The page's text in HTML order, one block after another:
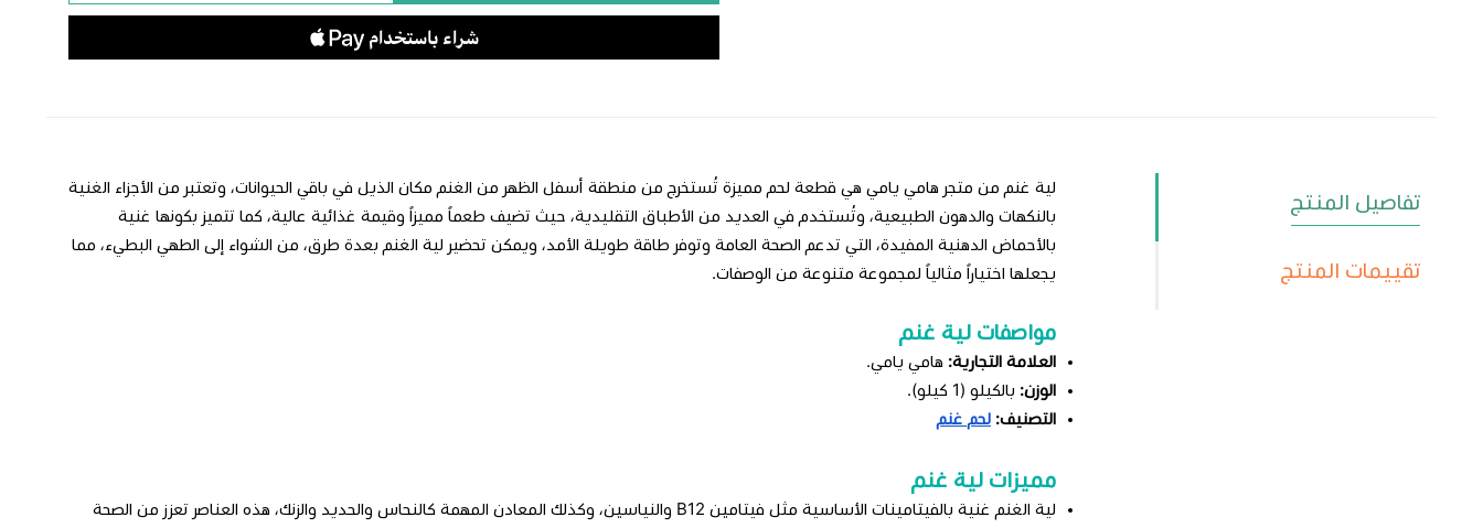
تفاصيل المنتج
تقييمات المنتج
لية غنم من متجر هامي يامي هي قطعة لحم مميزة تُستخرج من منطقة أسفل الظهر من الغنم مكان الذيل في باقي الحيوانات، وتعتبر من الأجزاء الغنية
بالنكهات والدهون الطبيعية، وتُستخدم في العديد من الأطباق التقليدية، حيث تضيف طعماً مميزاً وقيمة غذائية عالية، كما تتميز بكونها غنية
بالأحماض الدهنية المفيدة، التي تدعم الصحة العامة وتوفر طاقة طويلة الأمد، ويمكن تحضير لية الغنم بعدة طرق، من الشواء إلى الطهي البطيء، مما
يجعلها اختياراً مثالياً لمجموعة متنوعة من الوصفات.
مواصفات لية غنم
العلامة التجارية: هامي يامي.
الوزن: بالكيلو (1 كيلو).
التصنيف: لحم غنم
مميزات لية غنم
لية الغنم غنية بالفيتامينات الأساسية مثل فيتامين B12 والنياسين، وكذلك المعادن المهمة كالنحاس والحديد والزنك، هذه العناصر تعزز من الصحة